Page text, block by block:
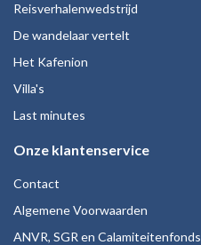
Reisverhalenwedstrijd
De wandelaar vertelt
Het Kafenion
Villa's
Last minutes
Onze klantenservice
Contact
Algemene Voorwaarden
ANVR, SGR en Calamiteitenfonds